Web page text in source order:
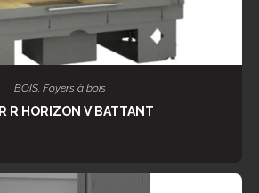
LIRE LA SUITE
BOIS, Foyers à bois
R HORIZON V BATTANT